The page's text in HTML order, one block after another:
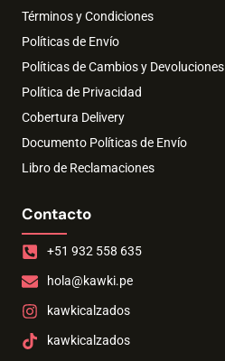
Términos y Condiciones
Políticas de Envío
Políticas de Cambios y Devoluciones
Política de Privacidad
Cobertura Delivery
Documento Políticas de Envío
Libro de Reclamaciones
Contacto
+51 932 558 635
hola@kawki.pe
kawkicalzados
kawkicalzados